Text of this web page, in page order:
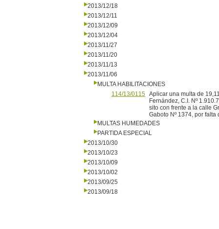
2013/12/18
2013/12/11
2013/12/09
2013/12/04
2013/11/27
2013/11/20
2013/11/13
2013/11/06
MULTA HABILITACIONES
114/13/0115 Aplicar una multa de
Fernández, C.I. Nº
sito con frente a la calle
Gaboto Nº 1374, por
MULTAS HUMEDADES
PARTIDA ESPECIAL
2013/10/30
2013/10/23
2013/10/09
2013/10/02
2013/09/25
2013/09/18